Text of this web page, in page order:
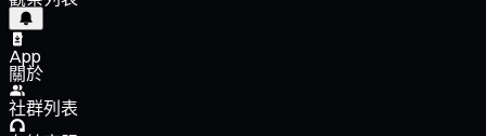
App
關於
社群列表